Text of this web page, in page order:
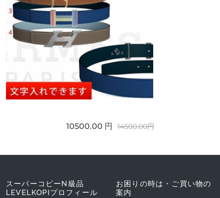
10500.00 円 14500.00円
スーパーコピーN級品
LEVELKOPIプロフィール
お困りの時は・ご買い物の
案内